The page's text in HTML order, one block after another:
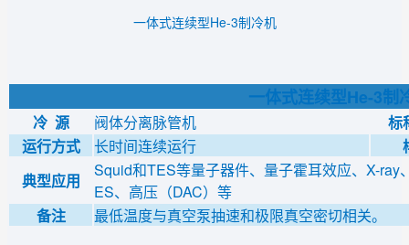
一体式连续型He-3制冷机
一体式连续型He-3制
冷 源 阀体分离脉管机
标
运行方式
长时间连续运行
典型应用
Squid和TES等量子器件、量子霍耳效应、X-
ES、高压（DAC）等
备注
最低温度与真空泵抽速和极限真空密切相关。